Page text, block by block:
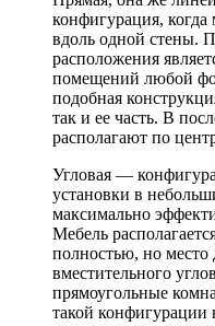
конфигурация, когда
вдоль одной стены.
расположения
помещений любой
подобная
так и ее часть. В
располагают по
Угловая —
установки в
максимально
Мебель
полностью, но место
вместительного
прямоугольные
такой конфигурации